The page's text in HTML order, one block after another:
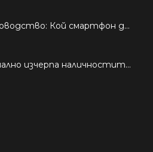
Подробно ръководство: Кой смартфон да купиш през 2026 г.?
OnePlus официално изчерпа наличностите си от телефони на основни пазари